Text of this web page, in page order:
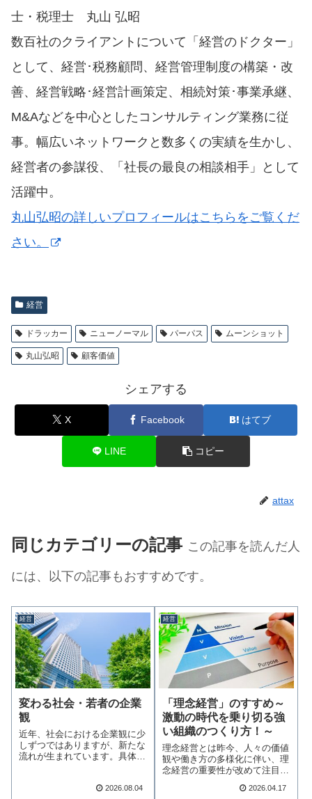
士・税理士 丸山 弘昭
数百社のクライアントについて「経営のドクター」
として、経営･税務顧問、経営管理制度の構築・改
善、経営戦略･経営計画策定、相続対策･事業承継、
M&Aなどを中心としたコンサルティング業務に従
事。幅広いネットワークと数多くの実績を生かし、
経営者の参謀役、「社長の最良の相談相手」として
活躍中。
丸山弘昭の詳しいプロフィールはこちらをご覧くだ
さい。
経営
ドラッカー ニューノーマル パーパス ムーンショット
丸山弘昭 顧客価値
シェアする
X Facebook はてブ
LINE コピー
attax
同じカテゴリーの記事 この記事を読んだ人
には、以下の記事もおすすめです。
経営
変わる社会・若者の企業
観
近年、社会における企業観に少
しずつではありますが、新たな
流れが生まれています。具体的
2026.08.04
経営
「理念経営」のすすめ～
激動の時代を乗り切る強
い組織のつくり方！～
理念経営とは昨今、人々の価値
観や働き方の多様化に伴い、理
念経営の重要性が改めて注目さ
2026.04.17